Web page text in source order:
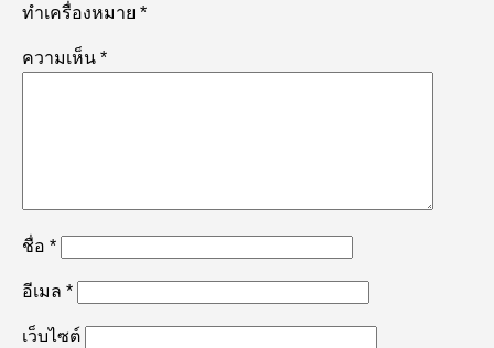
ทำเครื่องหมาย *
ความเห็น *
ชื่อ *
อีเมล *
เว็บไซต์